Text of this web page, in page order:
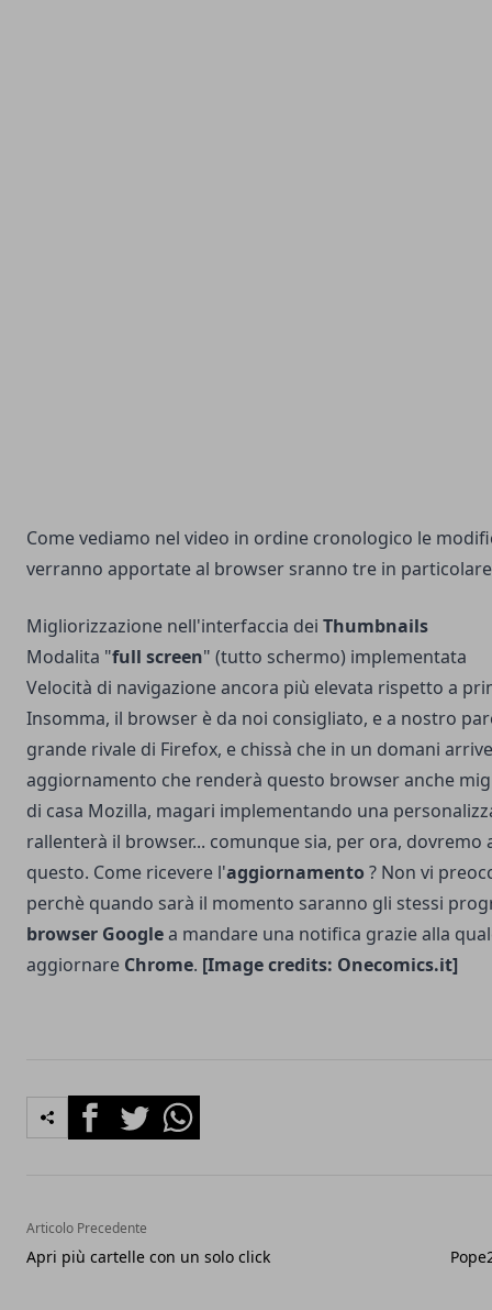
Come vediamo nel video in ordine cronologico le
verranno apportate al browser sranno tre in
Migliorizzazione nell'interfaccia dei Thumbnails
Modalita "full screen" (tutto schermo) implementata
Velocità di navigazione ancora più elevata rispetto a
Insomma, il browser è da noi consigliato, e a nostro
grande rivale di Firefox, e chissà che in un domani
aggiornamento che renderà questo browser anche
di casa Mozilla, magari implementando una
rallenterà il browser... comunque sia, per ora, dovremo
questo. Come ricevere l'aggiornamento ? Non vi
perchè quando sarà il momento saranno gli stessi
browser Googlea mandare una notifica grazie alla
aggiornare Chrome. [Image credits: Onecomics.it]
FacebookTwitterWhatsapp
Articolo Precedente
Apri più cartelle con un solo click